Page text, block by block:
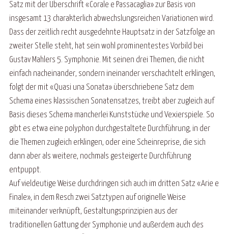
Satz mit der Überschrift «Corale e Passacaglia» zur Basis von
insgesamt 13 charakterlich abwechslungsreichen Variationen wird.
Dass der zeitlich recht ausgedehnte Hauptsatz in der Satzfolge an
zweiter Stelle steht, hat sein wohl prominentestes Vorbild bei
Gustav Mahlers 5. Symphonie. Mit seinen drei Themen, die nicht
einfach nacheinander, sondern ineinander verschachtelt erklingen,
folgt der mit «Quasi una Sonata» überschriebene Satz dem
Schema eines klassischen Sonatensatzes, treibt aber zugleich auf
Basis dieses Schema mancherlei Kunststücke und Vexierspiele. So
gibt es etwa eine polyphon durchgestaltete Durchführung, in der
die Themen zugleich erklingen, oder eine Scheinreprise, die sich
dann aber als weitere, nochmals gesteigerte Durchführung
entpuppt.
Auf vieldeutige Weise durchdringen sich auch im dritten Satz «Arie e
Finale», in dem Resch zwei Satztypen auf originelle Weise
miteinander verknüpft, Gestaltungsprinzipien aus der
traditionellen Gattung der Symphonie und außerdem auch des